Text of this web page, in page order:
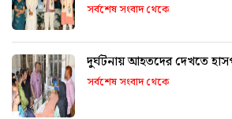
সর্বশেষ সংবাদ থেকে
দুর্ঘটনায় আহতদের দেখতে
সর্বশেষ সংবাদ থেকে